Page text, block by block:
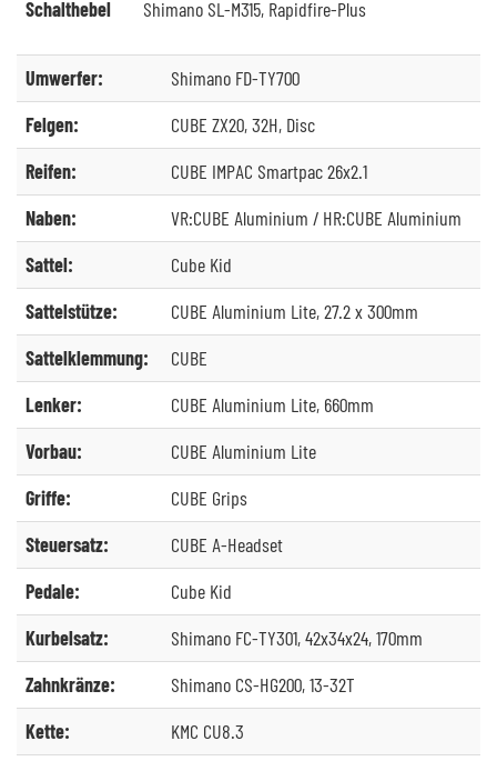
Schalthebel
Shimano SL-M315, Rapidfire-Plus
Umwerfer:
Shimano FD-TY700
Felgen:
CUBE ZX20, 32H, Disc
Reifen:
CUBE IMPAC Smartpac 26x2.1
Naben:
VR:CUBE Aluminium / HR:CUBE Aluminium
Sattel:
Cube Kid
Sattelstütze:
CUBE Aluminium Lite, 27.2 x 300mm
Sattelklemmung:
CUBE
Lenker:
CUBE Aluminium Lite, 660mm
Vorbau:
CUBE Aluminium Lite
Griffe:
CUBE Grips
Steuersatz:
CUBE A-Headset
Pedale:
Cube Kid
Kurbelsatz:
Shimano FC-TY301, 42x34x24, 170mm
Zahnkränze:
Shimano CS-HG200, 13-32T
Kette:
KMC CU8.3